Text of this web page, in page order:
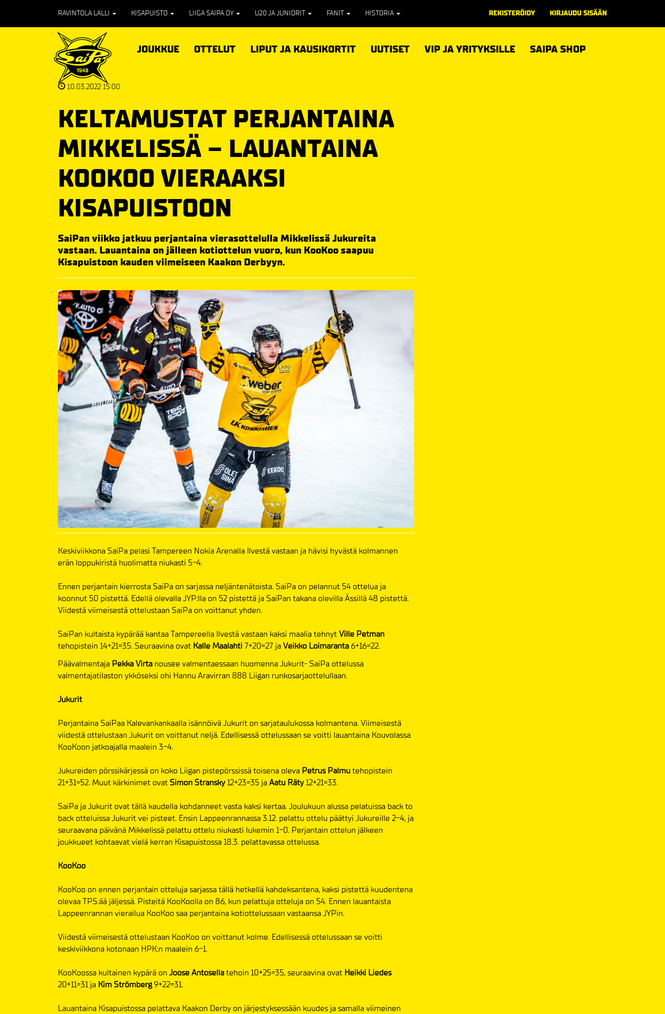
RAVINTOLA LALLI KISAPUISTO LIIGA SAIPA OY U20 JA JUNIORIT FANIT HISTORIA REKISTERÖIDY KIRJAUDU SISÄÄN
JOUKKUE OTTELUT LIPUT JA KAUSIKORTIT UUTISET VIP JA YRITYKSILLE SAIPA SHOP
10.03.2022 15:00
KELTAMUSTAT PERJANTAINA
MIKKELISSÄ – LAUANTAINA
KOOKOO VIERAAKSI
KISAPUISTOON
SaiPan viikko jatkuu perjantaina vierasottelulla Mikkelissä Jukureita
vastaan. Lauantaina on jälleen kotiottelun vuoro, kun KooKoo saapuu
Kisapuistoon kauden viimeiseen Kaakon Derbyyn.
Keskiviikkona SaiPa pelasi Tampereen Nokia Arenalla Ilvestä vastaan ja hävisi hyvästä kolmannen
erän loppukiristä huolimatta niukasti 5-4.
Ennen perjantain kierrosta SaiPa on sarjassa neljäntenätoista. SaiPa on pelannut 54 ottelua ja
koonnut 50 pistettä. Edellä olevalla JYP:lla on 52 pistettä ja SaiPan takana olevilla Ässillä 48 pistettä.
Viidestä viimeisestä ottelustaan SaiPa on voittanut yhden.
SaiPan kultaista kypärää kantaa Tampereella Ilvestä vastaan kaksi maalia tehnytVille Petman
tehopistein 14+21=35. Seuraavina ovat Kalle Maalahti 7+20=27 jaVeikko Loimaranta 6+16=22.
Päävalmentaja Pekka Virta nousee valmentaessaan huomenna Jukurit- SaiPa ottelussa
valmentajatilaston ykköseksi ohi Hannu Aravirran 888 Liigan runkosarjaottelullaan.
Jukurit
Perjantaina SaiPaa Kalevankankaalla isännöivä Jukurit on sarjataulukossa kolmantena. Viimeisestä
viidestä ottelustaan Jukurit on voittanut neljä. Edellisessä ottelussaan se voitti lauantaina Kouvolassa
KooKoon jatkoajalla maalein 3-4.
Jukureiden pörssikärjessä on koko Liigan pistepörssissä toisena oleva Petrus Palmutehopistein
21+31=52. Muut kärkinimet ovat Simon Stransky12+23=35 jaAatu Räty12+21=33.
SaiPa ja Jukurit ovat tällä kaudella kohdanneet vasta kaksi kertaa. Joulukuun alussa pelatuissa back to
back otteluissa Jukurit vei pisteet. Ensin Lappeenrannassa 3.12. pelattu ottelu päättyi Jukureille 2-4, ja
seuraavana päivänä Mikkelissä pelattu ottelu niukasti lukemin 1-0. Perjantain ottelun jälkeen
joukkueet kohtaavat vielä kerran Kisapuistossa 18.3. pelattavassa ottelussa.
KooKoo
KooKoo on ennen perjantain otteluja sarjassa tällä hetkellä kahdeksantena, kaksi pistettä kuudentena
olevaa TPS:ää jäljessä. Pisteitä KooKoolla on 86, kun pelattuja otteluja on 54. Ennen lauantaista
Lappeenrannan vierailua KooKoo saa perjantaina kotiottelussaan vastaansa JYPin.
Viidestä viimeisestä ottelustaan KooKoo on voittanut kolme. Edellisessä ottelussaan se voitti
keskiviikkona kotonaan HPK:n maalein 6-1.
KooKoossa kultainen kypärä on Joose Antosellatehoin 10+25=35, seuraavina ovat Heikki Liedes
20+11=31 ja Kim Strömberg9+22=31.
Lauantaina Kisapuistossa pelattava Kaakon Derby on järjestyksessään kuudes ja samalla viimeinen